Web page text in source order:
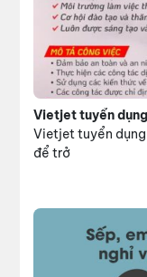
Vietjet tuyển
Vietjet tuyển
để trở